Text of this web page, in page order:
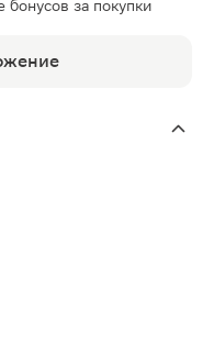
бонусов за покупки